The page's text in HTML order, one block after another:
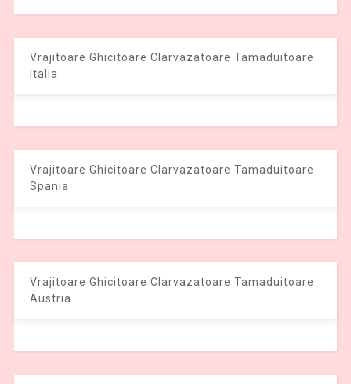
Vrajitoare Ghicitoare Clarvazatoare Tamaduitoare
Italia
Vrajitoare Ghicitoare Clarvazatoare Tamaduitoare
Spania
Vrajitoare Ghicitoare Clarvazatoare Tamaduitoare
Austria